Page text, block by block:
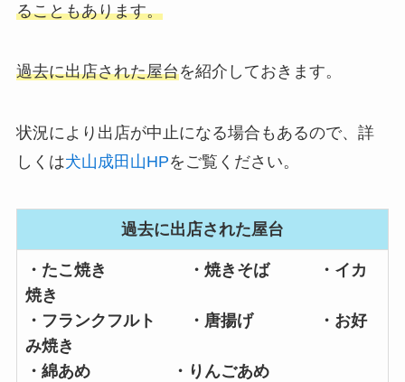
ることもあります。
過去に出店された屋台を紹介しておきます。
状況により出店が中止になる場合もあるので、詳
しくは犬山成田山HPをご覧ください。
過去に出店された屋台
・たこ焼き ・焼きそば ・イカ
焼き
・フランクフルト ・唐揚げ ・お好
み焼き
・綿あめ ・りんごあめ